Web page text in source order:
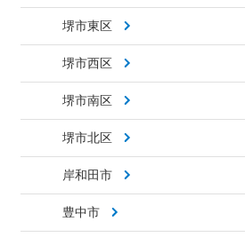
堺市東区
堺市西区
堺市南区
堺市北区
岸和田市
豊中市